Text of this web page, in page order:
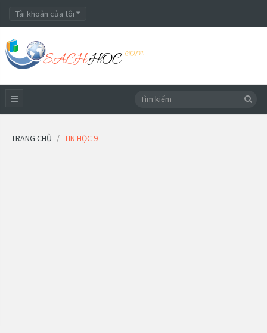
Tài khoản của tôi
TRANG CHỦ TIN HỌC 9